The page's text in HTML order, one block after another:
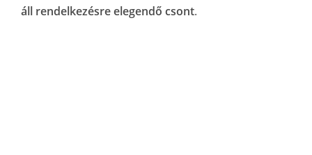
áll rendelkezésre elegendő csont.